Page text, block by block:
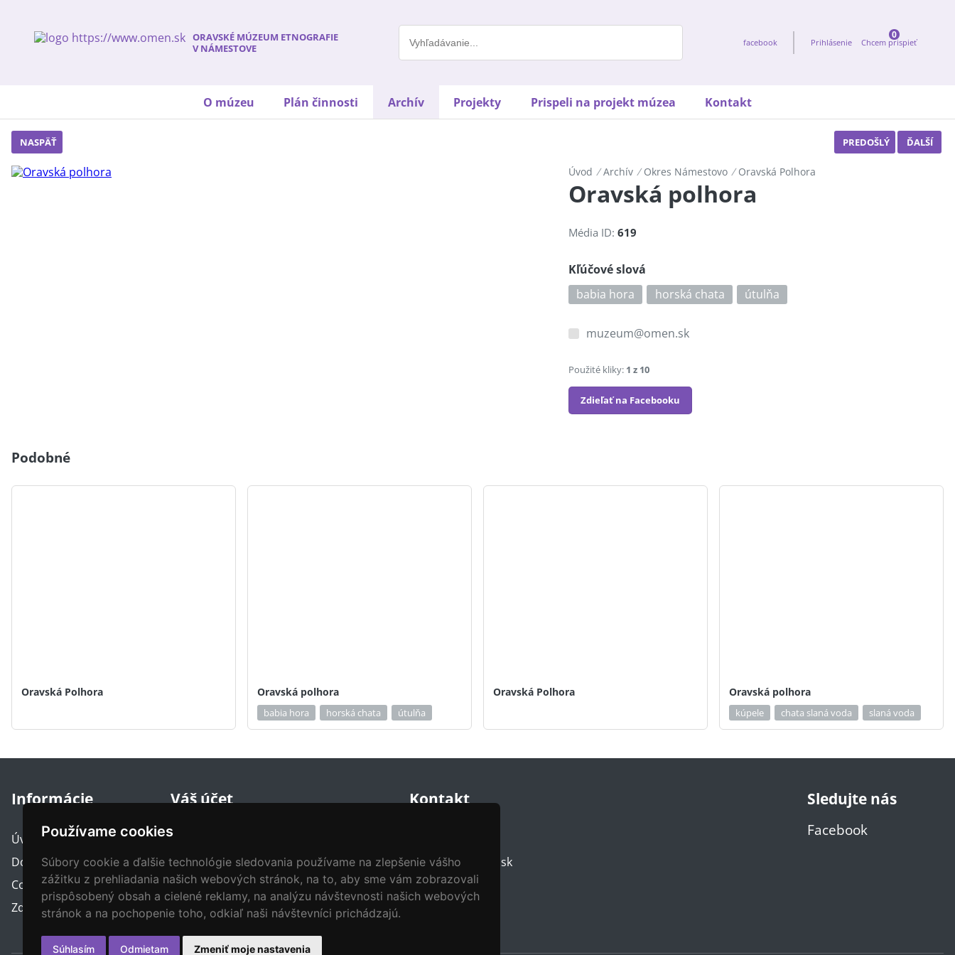
Používame cookies
Súbory cookie a ďalšie technológie sledovania používame na zlepšenie vášho
zážitku z prehliadania našich webových stránok, na to, aby sme vám zobrazovali
prispôsobený obsah a cielené reklamy, na analýzu návštevnosti našich webových
stránok a na pochopenie toho, odkiaľ naši návštevníci prichádzajú.
Súhlasím Odmietam Zmeniť moje nastavenia
ORAVSKÉ MÚZEUM ETNOGRAFIE
V NÁMESTOVE
facebook Prihlásenie
0
Chcem prispieť
O múzeu Plán činnosti Archív Projekty Prispeli na projekt múzea Kontakt
NASPÄŤ PREDOŠLÝ ĎALŠÍ
Úvod / Archív / Okres Námestovo / Oravská Polhora
Oravská polhora
Média ID: 619
Kľúčové slová
babia hora
horská chata útulňa
muzeum@omen.sk
Použité kliky: 1 z 10
Zdieľať na Facebooku
Podobné
Oravská Polhora Oravská polhora
babia hora horská chata útulňa
Oravská Polhora Oravská polhora
kúpele chata slaná voda slaná voda
Informácie
Úvod
Dobrovoľný príspevok
Cookies politika
Zdroje
Váš účet
Prihlásenie
Registrácia
Zabudnuté heslo
Typy kont
Kontakt
muzeum@omen.sk
Sledujte nás
Facebook